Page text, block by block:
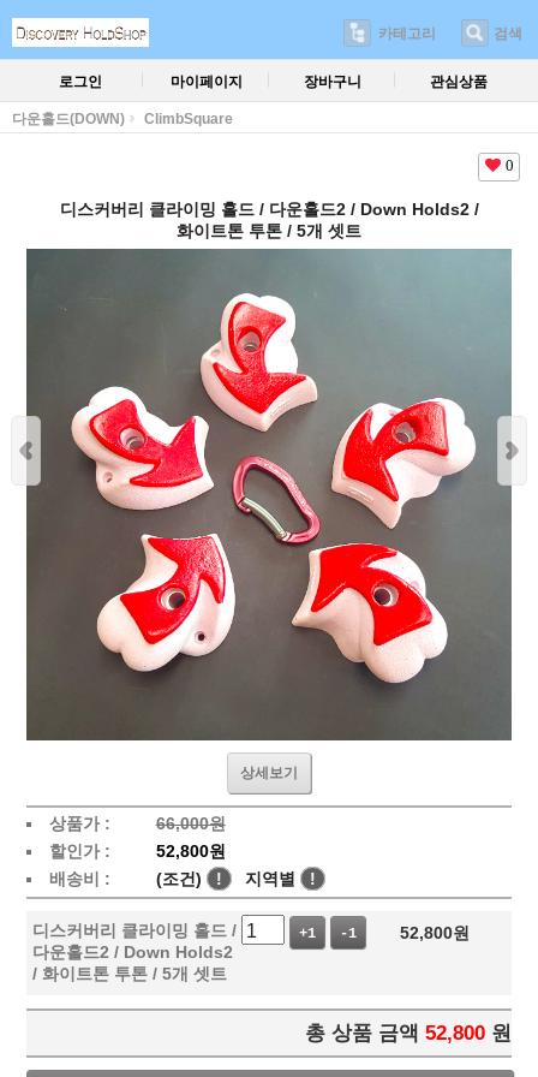
카테고리 검색
로그인 마이페이지 장바구니 관심상품
다운홀드(DOWN) ClimbSquare
0
디스커버리 클라이밍 홀드 / 다운홀드2 / Down Holds2 /
화이트톤 투톤 / 5개 셋트
상세보기
상품가 :
66,000원
할인가 :
52,800원
배송비 :
(조건) ! 지역별 !
디스커버리 클라이밍 홀드 /
다운홀드2 / Down Holds2
/ 화이트톤 투톤 / 5개 셋트
+1 -1 52,800원
총 상품 금액 52,800 원